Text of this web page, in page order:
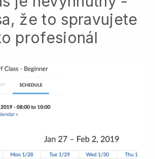
že to spravujete
profesionál